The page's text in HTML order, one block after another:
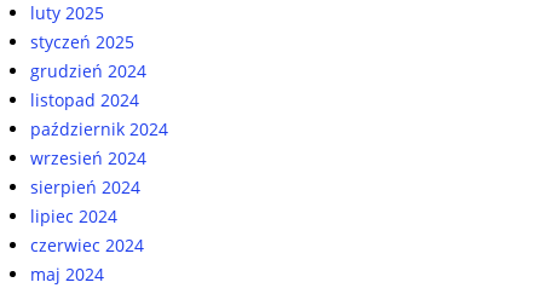
luty 2025
styczeń 2025
grudzień 2024
listopad 2024
październik 2024
wrzesień 2024
sierpień 2024
lipiec 2024
czerwiec 2024
maj 2024